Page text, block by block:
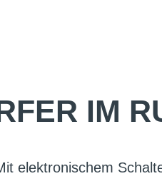
IM
elektronischem